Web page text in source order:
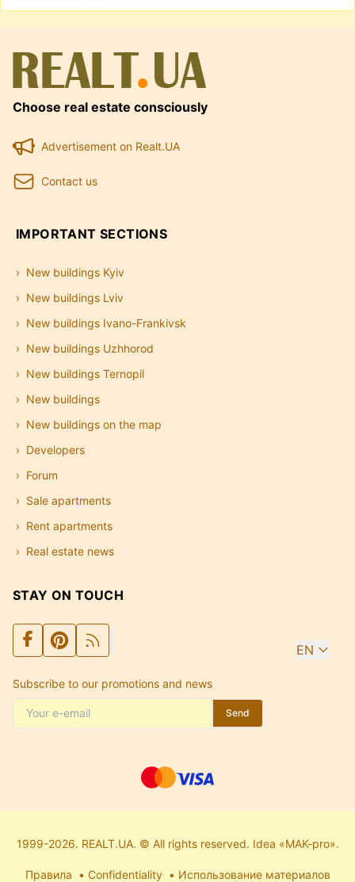
Choose real estate consciously
Advertisement on Realt.UA
Contact us
IMPORTANT SECTIONS
New buildings Kyiv
New buildings Lviv
New buildings Ivano-Frankivsk
New buildings Uzhhorod
New buildings Ternopil
New buildings
New buildings on the map
Developers
Forum
Sale apartments
Rent apartments
Real estate news
STAY ON TOUCH
EN
Subscribe to our promotions and news
Send
1999-2026. REALT.UA. © All rights reserved. Idea «MAK-pro».
Правила Confidentiality Использование материалов